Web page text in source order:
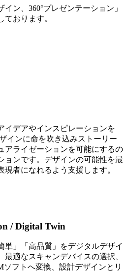
ン、360°プレゼンテーション」
おります。
イデアやインスピレーションを
インに命を吹き込みストーリー
アライゼーションを可能にするの
ョンです。デザインの可能性を最
者になれるよう支援します。
/ Digital Twin
単」「高品質」をデジタルデザイ
最適なスキャンデバイスの選択、
フトへ変換、設計デザインとリ